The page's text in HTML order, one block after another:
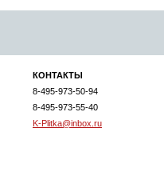
КОНТАКТЫ
8-495-973-50-94
8-495-973-55-40
K-Plitka@inbox.ru